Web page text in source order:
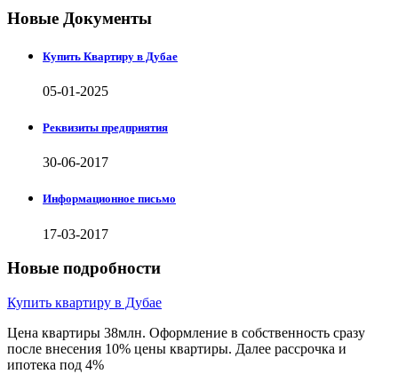
Новые Документы
Купить Квартиру в Дубае
05-01-2025
Реквизиты предприятия
30-06-2017
Информационное письмо
17-03-2017
Новые подробности
Купить квартиру в Дубае
Цена квартиры 38млн. Оформление в собственность сразу
после внесения 10% цены квартиры. Далее рассрочка и
ипотека под 4%